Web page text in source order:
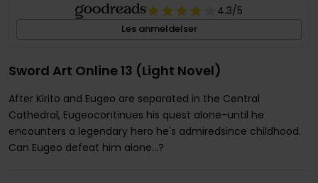
4.3/5
Les anmeldelser
Sword Art Online 13 (Light Novel)
After Kirito and Eugeo are separated in the Central
Cathedral, Eugeocontinues his quest alone-until he
encounters a legendary hero he's admiredsince childhood.
Can Eugeo defeat him alone...?